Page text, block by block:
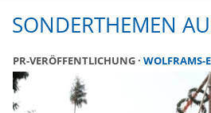
SONDERTHEMEN
PR-VERÖFFENTLICHUNG WOLFRAMS-